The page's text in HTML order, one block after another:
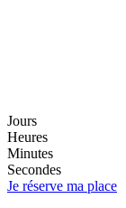
Jours
Heures
Minutes
Secondes
Je réserve ma place